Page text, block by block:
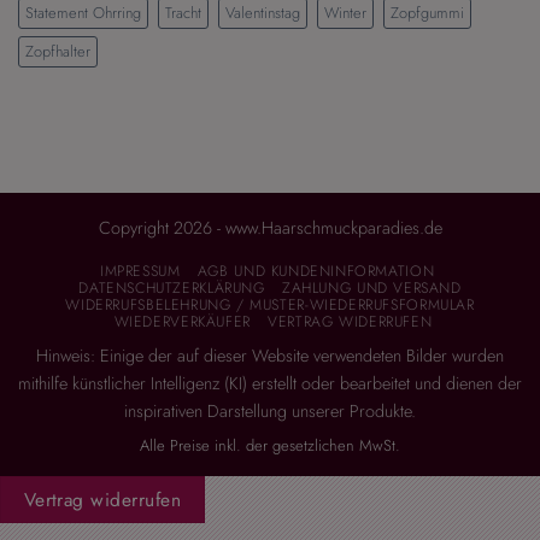
Statement Ohrring
Tracht Valentinstag Winter
Zopfgummi
Zopfhalter
Copyright 2026 - www.Haarschmuckparadies.de
IMPRESSUM AGB UND KUNDENINFORMATION
DATENSCHUTZERKLÄRUNG ZAHLUNG UND VERSAND
WIDERRUFSBELEHRUNG / MUSTER-WIEDERRUFSFORMULAR
WIEDERVERKÄUFER VERTRAG WIDERRUFEN
Hinweis: Einige der auf dieser Website verwendeten Bilder wurden
mithilfe künstlicher Intelligenz (KI) erstellt oder bearbeitet und dienen der
inspirativen Darstellung unserer Produkte.
Alle Preise inkl. der gesetzlichen MwSt.
Vertrag widerrufen